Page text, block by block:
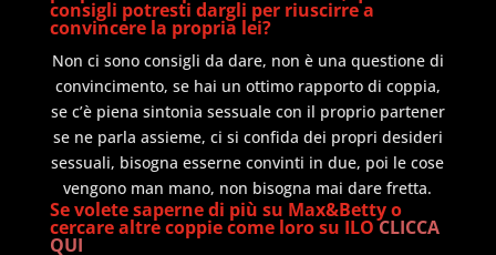
consigli potresti dargli per riuscirre a
convincere la propria lei?
Non ci sono consigli da dare, non è una questione di
convincimento, se hai un ottimo rapporto di coppia,
se c’è piena sintonia sessuale con il proprio partener
se ne parla assieme, ci si confida dei propri desideri
sessuali, bisogna esserne convinti in due, poi le cose
vengono man mano, non bisogna mai dare fretta.
Se volete saperne di più su Max&Betty o
cercare altre coppie come loro su ILOCLICCA
QUI